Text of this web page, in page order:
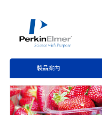
製品案内
Application Note Download
赤外顕微シス